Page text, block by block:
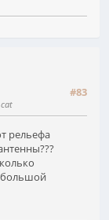
#83
рельефа